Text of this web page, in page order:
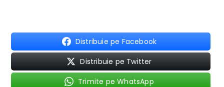
Distribuie pe Facebook
Distribuie pe Twitter
Trimite pe WhatsApp